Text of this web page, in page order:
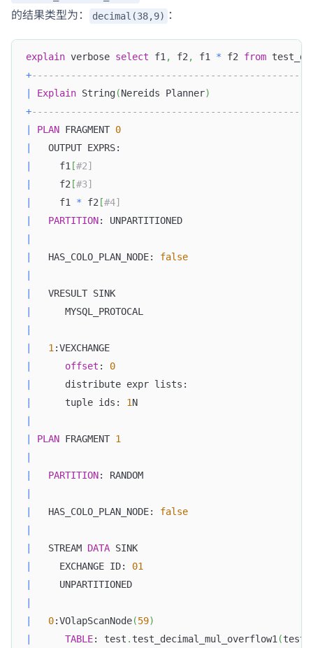
的结果类型为：
decimal(38,9) ：
explain verbose select f1, f2, f1 * f2 from
+
Explain String(Nereids Planner)
+
PLAN FRAGMENT 0
     f1
[#2]
     f2
[#3]
     f1
* f2 [#4]
PARTITION:
   HAS_COLO_PLAN_NODE:
false
1
offset : 0
      tuple ids:
1
PLAN FRAGMENT 1
PARTITION:
   HAS_COLO_PLAN_NODE:
false
   STREAM
DATA
     EXCHANGE ID:
01
0:VOlapScanNode(59)
TABLE: test . test_decimal_mul_overflow1(